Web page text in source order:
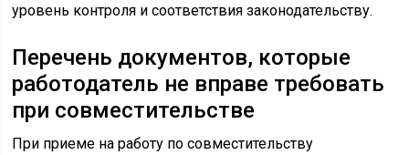
уровень контроля и соответствия законодательству.
Перечень документов, которые
работодатель не вправе требовать
при совместительстве
При приеме на работу по совместительству